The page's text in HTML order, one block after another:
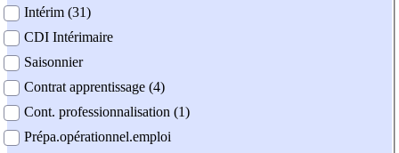
Intérim (31)
CDI Intérimaire
Saisonnier
Contrat apprentissage (4)
Cont. professionnalisation (1)
Prépa.opérationnel.emploi